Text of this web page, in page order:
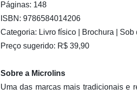
Páginas: 148
ISBN: 9786584014206
Categoria: Livro físico | Brochura | Sob
Preço sugerido: R$ 39,90
Sobre a Microlins
Uma das marcas mais tradicionais e